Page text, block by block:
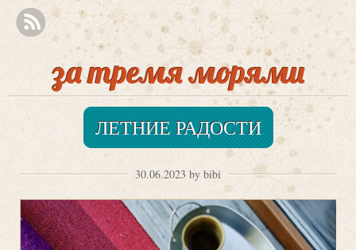
за тремя морями
ЛЕТНИЕ РАДОСТИ
30.06.2023 by bibi